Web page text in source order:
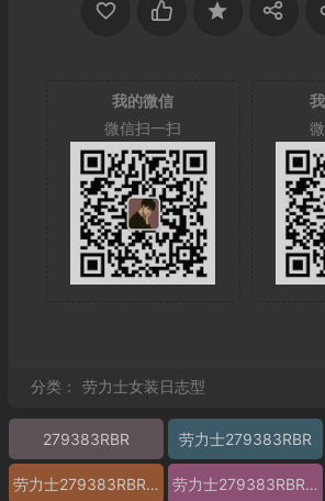
我的微信
微信扫一扫
分类： 劳力士女装日志型
279383RBR 劳力士279383RBR
劳力士279383RBR价格 劳力士279383RBR参数